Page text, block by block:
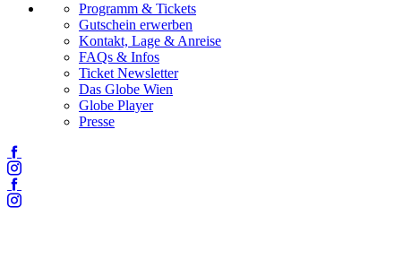
Programm & Tickets
Gutschein erwerben
Kontakt, Lage & Anreise
FAQs & Infos
Ticket Newsletter
Das Globe Wien
Globe Player
Presse
Facebook
Instagram
Facebook
Instagram